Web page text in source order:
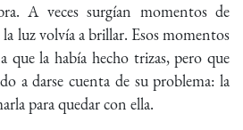
A veces surgían momentos de
luz volvía a brillar. Esos momentos
que la había hecho trizas, pero que
a darse cuenta de su problema: la
para quedar con ella.